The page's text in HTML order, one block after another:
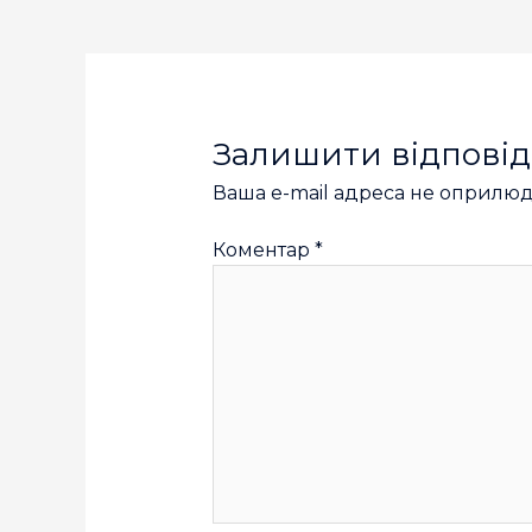
Залишити
Ваша e-mail адреса не
Коментар *